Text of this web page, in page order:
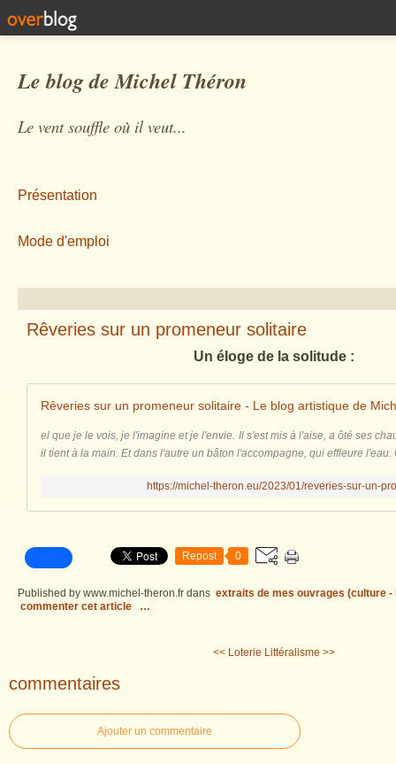
Le blog de Michel Théron
Le vent souffle où il veut...
Présentation
Mode d'emploi
Rêveries sur un promeneur solitaire
Un éloge de la solitude :
Rêveries sur un promeneur solitaire - Le blog artistique de
el que je le vois, je l'imagine et je l'envie. Il s'est mis à l'aise, a ôté ses
il tient à la main. Et dans l'autre un bâton l'accompagne, qui effleure l'eau.
https://michel-theron.eu/2023/01/reveries-sur-un-
Repost 0
Published by www.michel-theron.fr dans extraits de mes ouvrages (culture
commenter cet article
…
<< Loterie Littéralisme >>
commentaires
Ajouter un commentaire